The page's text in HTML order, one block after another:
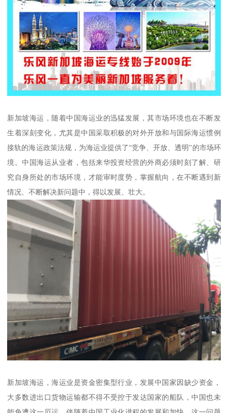
新加坡海运，随着中国海运业的迅猛发展，其市场环境也在不断发
生着深刻变化，尤其是中国采取积极的对外开放和与国际海运惯例
接轨的海运政策法规，为海运业提供了“竞争、开放、透明”的市场环
境。中国海运从业者，包括来华投资经营的外商必须时刻了解、研
究自身所处的市场环境，才能审时度势，掌握航向，在不断遇到新
情况、不断解决新问题中，得以发展、壮大。
新加坡海运，海运业是资金密集型行业，发展中国家因缺少资金，
大多数进出口货物运输都不得不受控于发达国家的船队，中国也未